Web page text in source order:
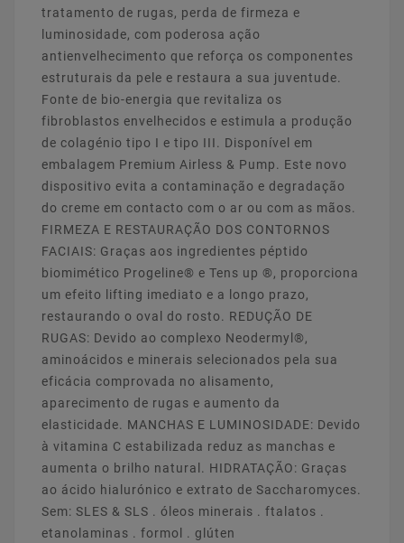
tratamento de rugas, perda de firmeza e
luminosidade, com poderosa ação
antienvelhecimento que reforça os componentes
estruturais da pele e restaura a sua juventude.
Fonte de bio-energia que revitaliza os
fibroblastos envelhecidos e estimula a produção
de colagénio tipo I e tipo III. Disponível em
embalagem Premium Airless & Pump. Este novo
dispositivo evita a contaminação e degradação
do creme em contacto com o ar ou com as mãos.
FIRMEZA E RESTAURAÇÃO DOS CONTORNOS
FACIAIS: Graças aos ingredientes péptido
biomimético Progeline® e Tens up ®, proporciona
um efeito lifting imediato e a longo prazo,
restaurando o oval do rosto. REDUÇÃO DE
RUGAS: Devido ao complexo Neodermyl®,
aminoácidos e minerais selecionados pela sua
eficácia comprovada no alisamento,
aparecimento de rugas e aumento da
elasticidade. MANCHAS E LUMINOSIDADE: Devido
à vitamina C estabilizada reduz as manchas e
aumenta o brilho natural. HIDRATAÇÃO: Graças
ao ácido hialurónico e extrato de Saccharomyces.
Sem: SLES & SLS . óleos minerais . ftalatos .
etanolaminas . formol . glúten